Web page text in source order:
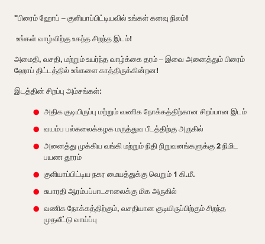
"பிரைம் ஹோப் – குளியாப்பிட்டியவில் உங்கள் கனவு நிலம்!
உங்கள் வாழ்விற்கு உகந்த சிறந்த இடம்!
அமைதி, வசதி, மற்றும் உயர்ந்த வாழ்க்கை தரம் – இவை அனைத்தும் பிரைம்
ஹோப் திட்டத்தில் உங்களை காத்திருக்கின்றன!
இடத்தின் சிறப்பு அம்சங்கள்:
அதிக குடியிருப்பு மற்றும் வணிக நோக்கத்திற்கான சிறப்பான இடம்
வயம்ப பல்கலைக்கழக மருத்துவ பீடத்திற்கு அருகில்
அனைத்து முக்கிய வங்கி மற்றும் நிதி நிறுவனங்களுக்கு 2 நிமிட
பயண தூரம்
குளியாப்பிட்டிய நகர மையத்துக்கு வெறும் 1 கி.மீ.
சுபாரதி ஆரம்பப்பாடசாலைக்கு மிக அருகில்
வணிக நோக்கத்திற்கும், வசதியான குடியிருப்பிற்கும் சிறந்த
முதலீட்டு வாய்ப்பு